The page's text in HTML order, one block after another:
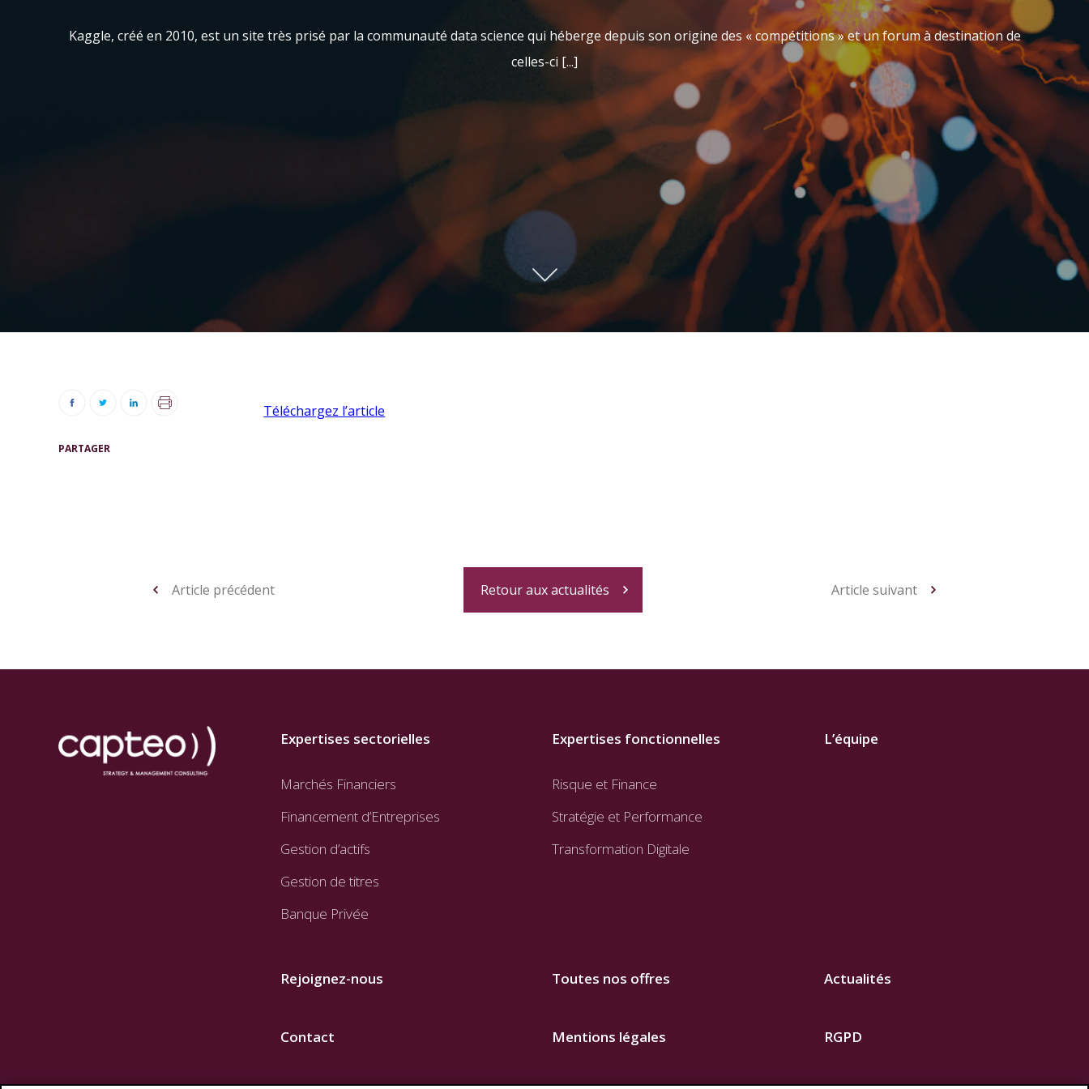
L
i
k
Kaggle, créé en 2010, est un site très prisé par la communauté data science qui héberge depuis son origine des « compétitions » et un forum à destination de
celles-ci [...]
PARTAGER
Téléchargez l’article
Article précédent Retour aux actualités Article suivant
Expertises sectorielles
Marchés Financiers
Financement d’Entreprises
Gestion d’actifs
Gestion de titres
Banque Privée
Expertises fonctionnelles
Risque et Finance
Stratégie et Performance
Transformation Digitale
L’équipe
Rejoignez-nous Toutes nos offres Actualités
Contact Mentions légales RGPD